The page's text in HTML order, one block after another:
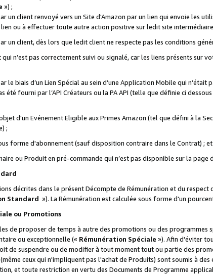
») ;
un client renvoyé vers un Site d'Amazon par un lien qui envoie les
ou à effectuer toute autre action positive sur ledit site
un client, dès lors que ledit client ne respecte pas les conditions
n’est pas correctement suivi ou signalé, car les liens présents sur
le biais d’un Lien Spécial au sein d’une Application Mobile qui
été fourni par l’API Créateurs ou la PA API (telle que définie ci
d'un Evénement Eligible aux Primes Amazon (tel que défini à la
;
forme d'abonnement (sauf disposition contraire dans le Contrat) ; et
ou Produit en pré-commande qui n’est pas disponible sur la page
décrites dans le présent Décompte de Rémunération et du respect
Standard »). La Rémunération est calculée sous forme d'un
ou Promotions
de proposer de temps à autre des promotions ou des programmes
ou exceptionnelle (« Rémunération Spéciale »). Afin d'éviter
de suspendre ou de modifier à tout moment tout ou partie des
ceux qui n'impliquent pas l'achat de Produits) sont soumis à
et toute restriction en vertu des Documents de Programme